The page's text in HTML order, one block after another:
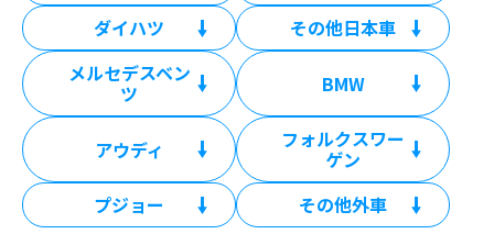
ダイハツ
その他日本車
メルセデスベン
ツ BMW
アウディ フォルクスワー
ゲン
プジョー
その他外車